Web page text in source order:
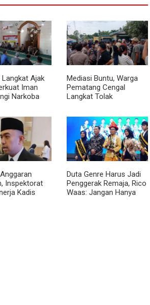
Ajak
Iman
Narkoba
Mediasi Buntu, Warga
Pematang Cengal
Langkat Tolak
Inspektorat
Kadis
Duta Genre Harus Jadi
Penggerak Remaja, Rico
Waas: Jangan Hanya